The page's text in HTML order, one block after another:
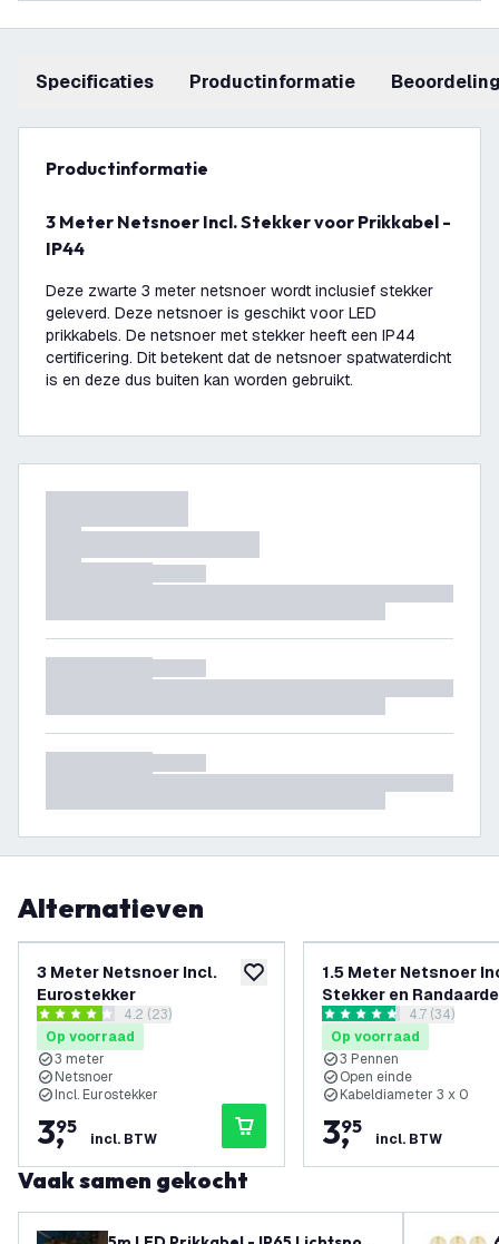
Specificaties productinformatie
productinformatie
3 Meter Netsnoer Incl. Stekker voor Prikkabel -
IP44
Deze zwarte 3 meter netsnoer wordt inclusief stekker
geleverd. Deze netsnoer is geschikt voor LED
prikkabels. De netsnoer met stekker heeft een IP44
certificering. Dit betekent dat de netsnoer spatwaterdicht
is en deze dus buiten kan worden gebruikt.
Alternatieven
toevoegen aan verlanglijst
3 Meter Netsnoer Incl.
Eurostekker
reviews drawer openen
4.2 score sterren4.2 (23)
Op voorraad
3 meter
Netsnoer
Incl. Eurostekker
3,
95
incl. BTW
1.5 Meter Netsnoer
Stekker en Randaarde
reviews
4.7 score sterren4.7 (34)
Op voorraad
3 Pennen
Open einde
Kabeldiameter 3 x 0
3,
95
incl. BTW
Vaak samen gekocht